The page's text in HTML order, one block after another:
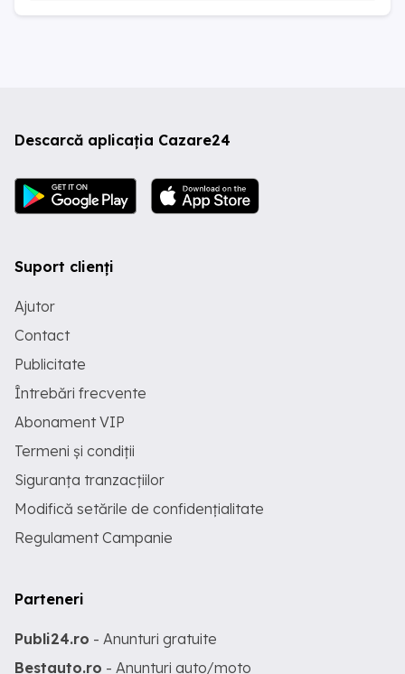
Descarcă aplicația Cazare24
Suport clienți
Ajutor
Contact
Publicitate
Întrebări frecvente
Abonament VIP
Termeni și condiții
Siguranța tranzacțiilor
Modifică setările de confidențialitate
Regulament Campanie
Parteneri
Publi24.ro - Anunturi gratuite
Bestauto.ro - Anunturi auto/moto